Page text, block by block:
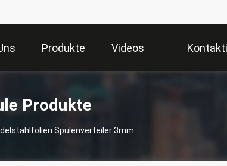
Produkte Videos
Produkte
Spulenverteiler 3mm